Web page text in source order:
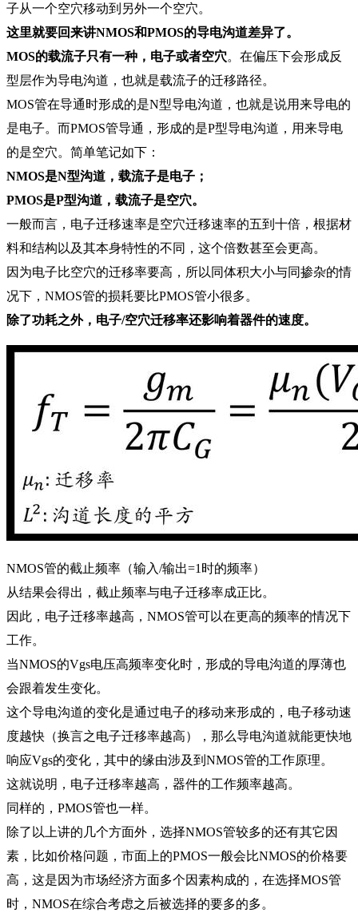
子从一个空穴移动到另外一个空穴。
这里就要回来讲NMOS和PMOS的导电沟道差异了。
MOS的载流子只有一种，电子或者空穴。在偏压下会形成反
型层作为导电沟道，也就是载流子的迁移路径。
MOS管在导通时形成的是N型导电沟道，也就是说用来导电的
是电子。而PMOS管导通，形成的是P型导电沟道，用来导电
的是空穴。简单笔记如下：
NMOS是N型沟道，载流子是电子；
PMOS是P型沟道，载流子是空穴。
一般而言，电子迁移速率是空穴迁移速率的五到十倍，根据材
料和结构以及其本身特性的不同，这个倍数甚至会更高。
因为电子比空穴的迁移率要高，所以同体积大小与同掺杂的情
况下，NMOS管的损耗要比PMOS管小很多。
除了功耗之外，电子/空穴迁移率还影响着器件的速度。
NMOS管的截止频率（输入/输出=1时的频率）
从结果会得出，截止频率与电子迁移率成正比。
因此，电子迁移率越高，NMOS管可以在更高的频率的情况下
工作。
当NMOS的Vgs电压高频率变化时，形成的导电沟道的厚薄也
会跟着发生变化。
这个导电沟道的变化是通过电子的移动来形成的，电子移动速
度越快（换言之电子迁移率越高），那么导电沟道就能更快地
响应Vgs的变化，其中的缘由涉及到NMOS管的工作原理。
这就说明，电子迁移率越高，器件的工作频率越高。
同样的，PMOS管也一样。
除了以上讲的几个方面外，选择NMOS管较多的还有其它因
素，比如价格问题，市面上的PMOS一般会比NMOS的价格要
高，这是因为市场经济方面多个因素构成的，在选择MOS管
时，NMOS在综合考虑之后被选择的要多的多。